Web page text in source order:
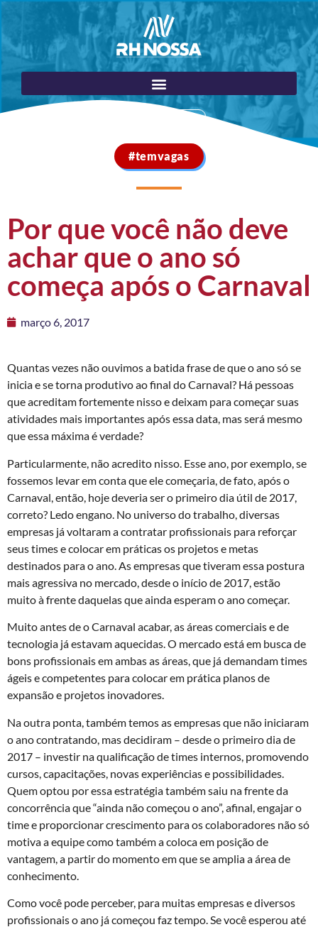
#temvagas
Por que você não deve
achar que o ano só
começa após o Carnaval
março 6, 2017
Quantas vezes não ouvimos a batida frase de que o ano só se
inicia e se torna produtivo ao final do Carnaval? Há pessoas
que acreditam fortemente nisso e deixam para começar suas
atividades mais importantes após essa data, mas será mesmo
que essa máxima é verdade?
Particularmente, não acredito nisso. Esse ano, por exemplo, se
fossemos levar em conta que ele começaria, de fato, após o
Carnaval, então, hoje deveria ser o primeiro dia útil de 2017,
correto? Ledo engano. No universo do trabalho, diversas
empresas já voltaram a contratar profissionais para reforçar
seus times e colocar em práticas os projetos e metas
destinados para o ano. As empresas que tiveram essa postura
mais agressiva no mercado, desde o início de 2017, estão
muito à frente daquelas que ainda esperam o ano começar.
Muito antes de o Carnaval acabar, as áreas comerciais e de
tecnologia já estavam aquecidas. O mercado está em busca de
bons profissionais em ambas as áreas, que já demandam times
ágeis e competentes para colocar em prática planos de
expansão e projetos inovadores.
Na outra ponta, também temos as empresas que não iniciaram
o ano contratando, mas decidiram – desde o primeiro dia de
2017 – investir na qualificação de times internos, promovendo
cursos, capacitações, novas experiências e possibilidades.
Quem optou por essa estratégia também saiu na frente da
concorrência que “ainda não começou o ano”, afinal, engajar o
time e proporcionar crescimento para os colaboradores não só
motiva a equipe como também a coloca em posição de
vantagem, a partir do momento em que se amplia a área de
conhecimento.
Como você pode perceber, para muitas empresas e diversos
profissionais o ano já começou faz tempo. Se você esperou até